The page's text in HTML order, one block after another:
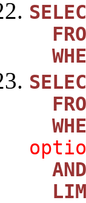
AND